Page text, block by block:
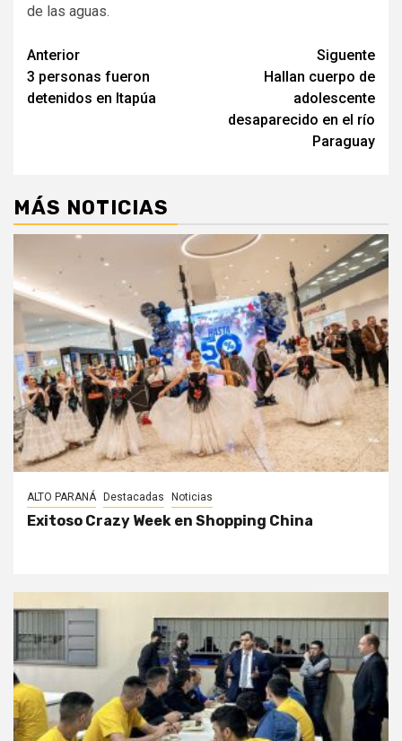
de las aguas.
Navegación
de
Anterior
3 personas fueron
detenidos en Itapúa
Siguente
Hallan cuerpo de
adolescente
desaparecido en el río
Paraguay
MÁS NOTICIAS
ALTO PARANÁ Destacadas Noticias
Exitoso Crazy Week en Shopping China